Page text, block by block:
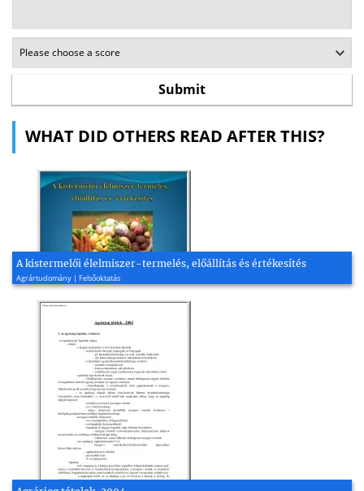
WHAT DID OTHERS READ AFTER THIS?
A kistermelői élelmiszer-termelés, előállítás és értékesítés
Agrártudomány | Felsőoktatás